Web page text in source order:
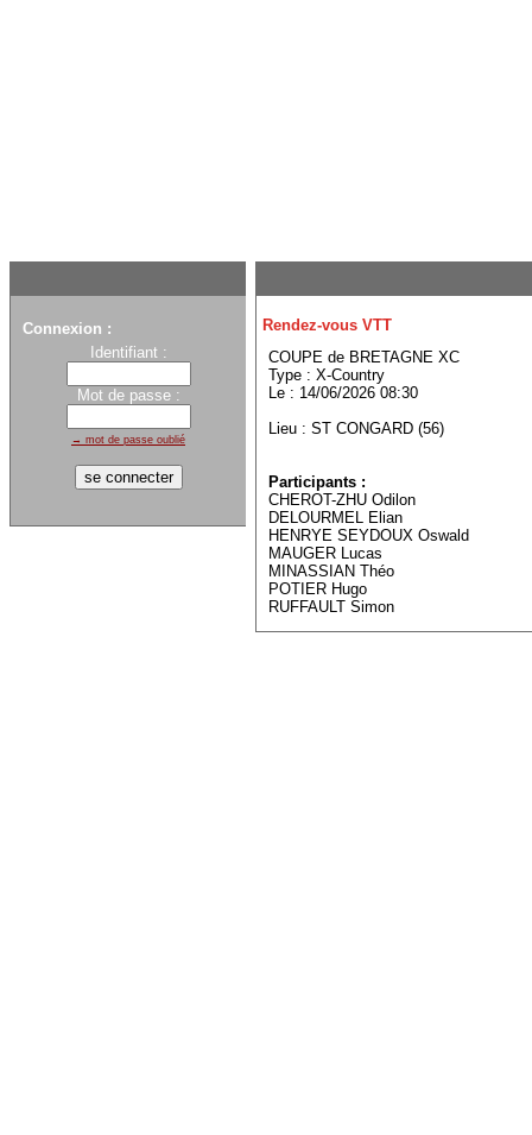
Connexion :
Identifiant :
Mot de passe :
→ mot de passe oublié
Rendez-vous VTT
COUPE de BRETAGNE XC
Type : X-Country
Le : 14/06/2026 08:30
Lieu : ST CONGARD (56)
Participants :
CHEROT-ZHU Odilon
DELOURMEL Elian
HENRYE SEYDOUX Oswald
MAUGER Lucas
MINASSIAN Théo
POTIER Hugo
RUFFAULT Simon